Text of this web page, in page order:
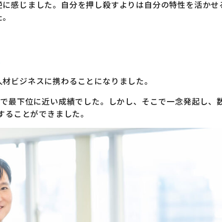
感じました。自分を押し殺すよりは自分の特性を活かせ
ビジネスに携わることになりました。
最下位に近い成績でした。しかし、そこで一念発起し、
ことができました。